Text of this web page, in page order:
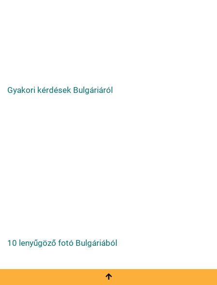
Gyakori kérdések Bulgáriáról
10 lenyűgöző fotó Bulgáriából